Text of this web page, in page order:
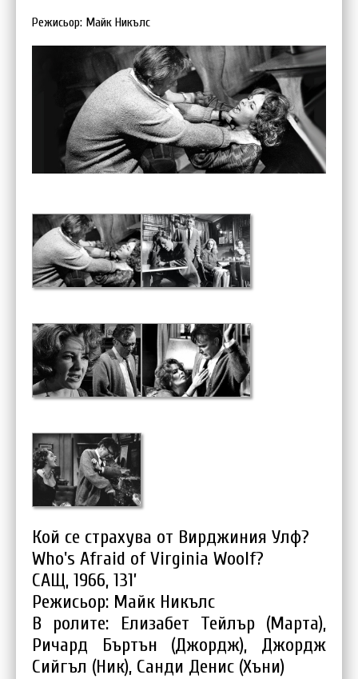
Режисьор: Майк Никълс
Кой се страхува от Вирджиния Улф?
Who's Afraid of Virginia Woolf?
САЩ, 1966, 131’
Режисьор: Майк Никълс
В ролите: Елизабет Тейлър (Марта),
Ричард Бъртън (Джордж), Джордж
Сийгъл (Ник), Санди Денис (Хъни)